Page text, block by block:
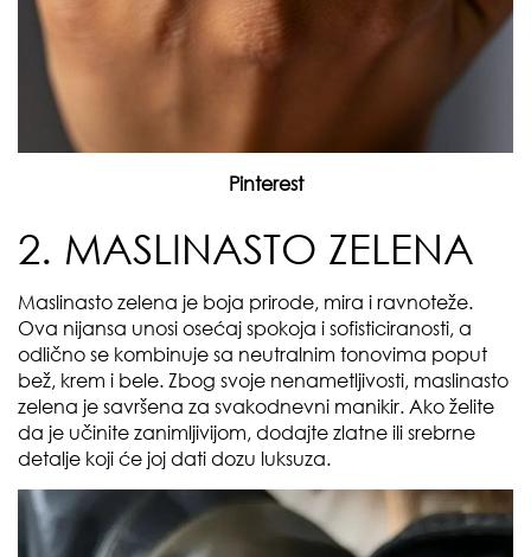
Pinterest
2. MASLINASTO ZELENA
Maslinasto zelena je boja prirode, mira i ravnoteže.
Ova nijansa unosi osećaj spokoja i sofisticiranosti, a
odlično se kombinuje sa neutralnim tonovima poput
bež, krem i bele. Zbog svoje nenametljivosti, maslinasto
zelena je savršena za svakodnevni manikir. Ako želite
da je učinite zanimljivijom, dodajte zlatne ili srebrne
detalje koji će joj dati dozu luksuza.